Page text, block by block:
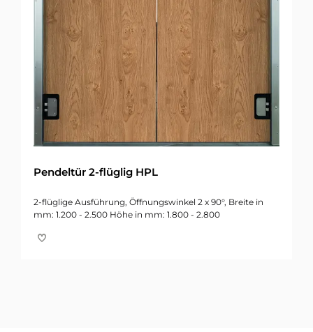
Pendeltür 2-flüglig HPL
2-flüglige Ausführung, Öffnungswinkel 2 x 90°, Breite in
mm: 1.200 - 2.500 Höhe in mm: 1.800 - 2.800